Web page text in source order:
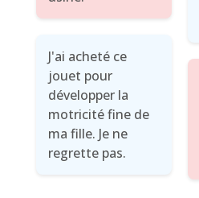
J'ai acheté ce
jouet pour
développer la
motricité fine de
ma fille. Je ne
regrette pas.